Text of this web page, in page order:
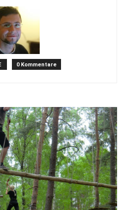
0 Kommentare